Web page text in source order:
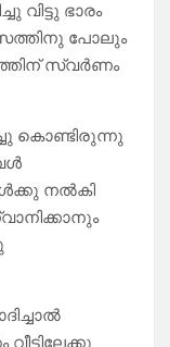
വിട്ടു ഭാരം
പോലും
സ്വർണം
കൊണ്ടിരുന്നു
നൽകി